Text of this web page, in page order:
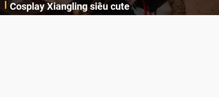
Cosplay Xiangling siêu cute